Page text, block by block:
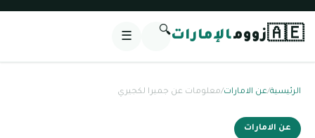
🇦🇪زوومالإمارات🔍
☰
الرئيسية/عن الامارات/معلومات عن جميرا لكجيري
عن الامارات